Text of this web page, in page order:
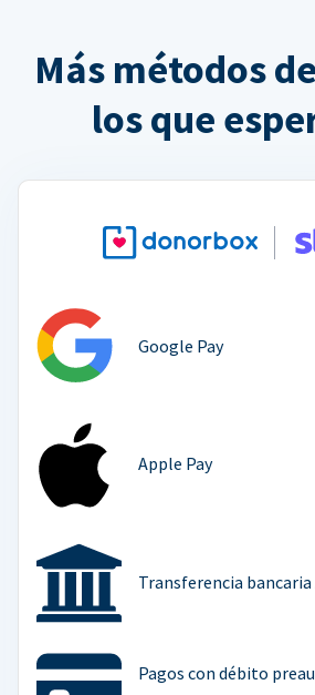
Más métodos
los que
Google Pay
Apple Pay
Transferencia bancaria
Pagos con débito